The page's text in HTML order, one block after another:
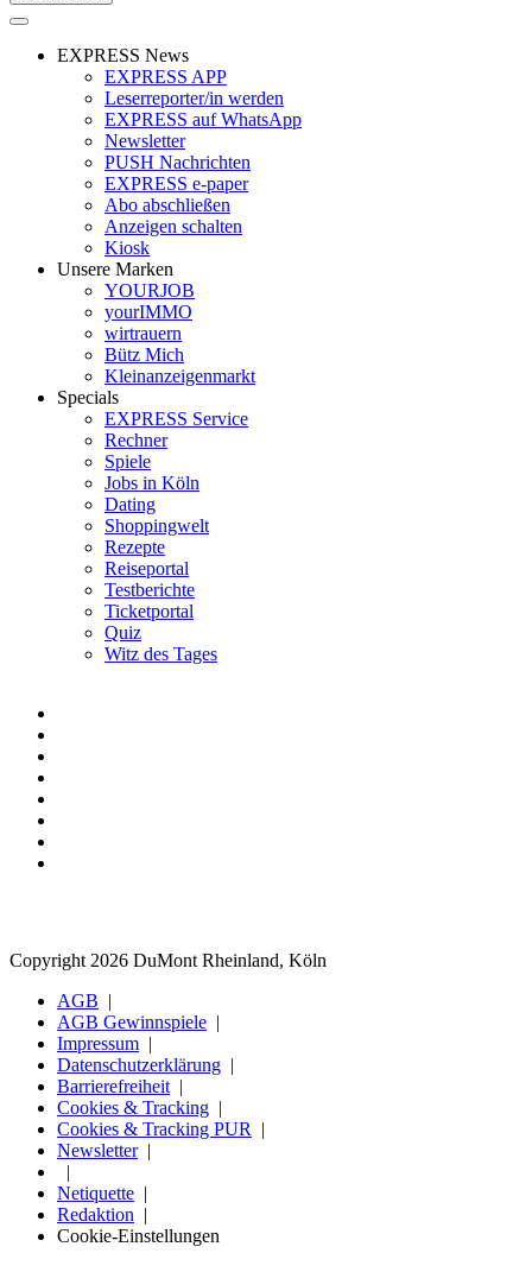
EXPRESS News
EXPRESS APP
Leserreporter/in werden
EXPRESS auf WhatsApp
Newsletter
PUSH Nachrichten
EXPRESS e-paper
Abo abschließen
Anzeigen schalten
Kiosk
Unsere Marken
YOURJOB
yourIMMO
wirtrauern
Bütz Mich
Kleinanzeigenmarkt
Specials
EXPRESS Service
Rechner
Spiele
Jobs in Köln
Dating
Shoppingwelt
Rezepte
Reiseportal
Testberichte
Ticketportal
Quiz
Witz des Tages
Copyright 2026 DuMont Rheinland, Köln
AGB
AGB Gewinnspiele
Impressum
Datenschutzerklärung
Barrierefreiheit
Cookies & Tracking
Cookies & Tracking PUR
Newsletter
Netiquette
Redaktion
Cookie-Einstellungen